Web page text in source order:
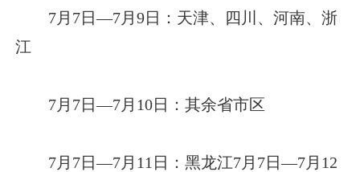
7月7日—7月9日：天津、四川、河南、浙
江
7月7日—7月10日：其余省市区
7月7日—7月11日：黑龙江7月7日—7月12